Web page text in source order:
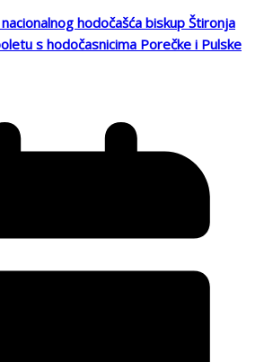
hodočašća biskup Štironja
s hodočasnicima Porečke i Pulske